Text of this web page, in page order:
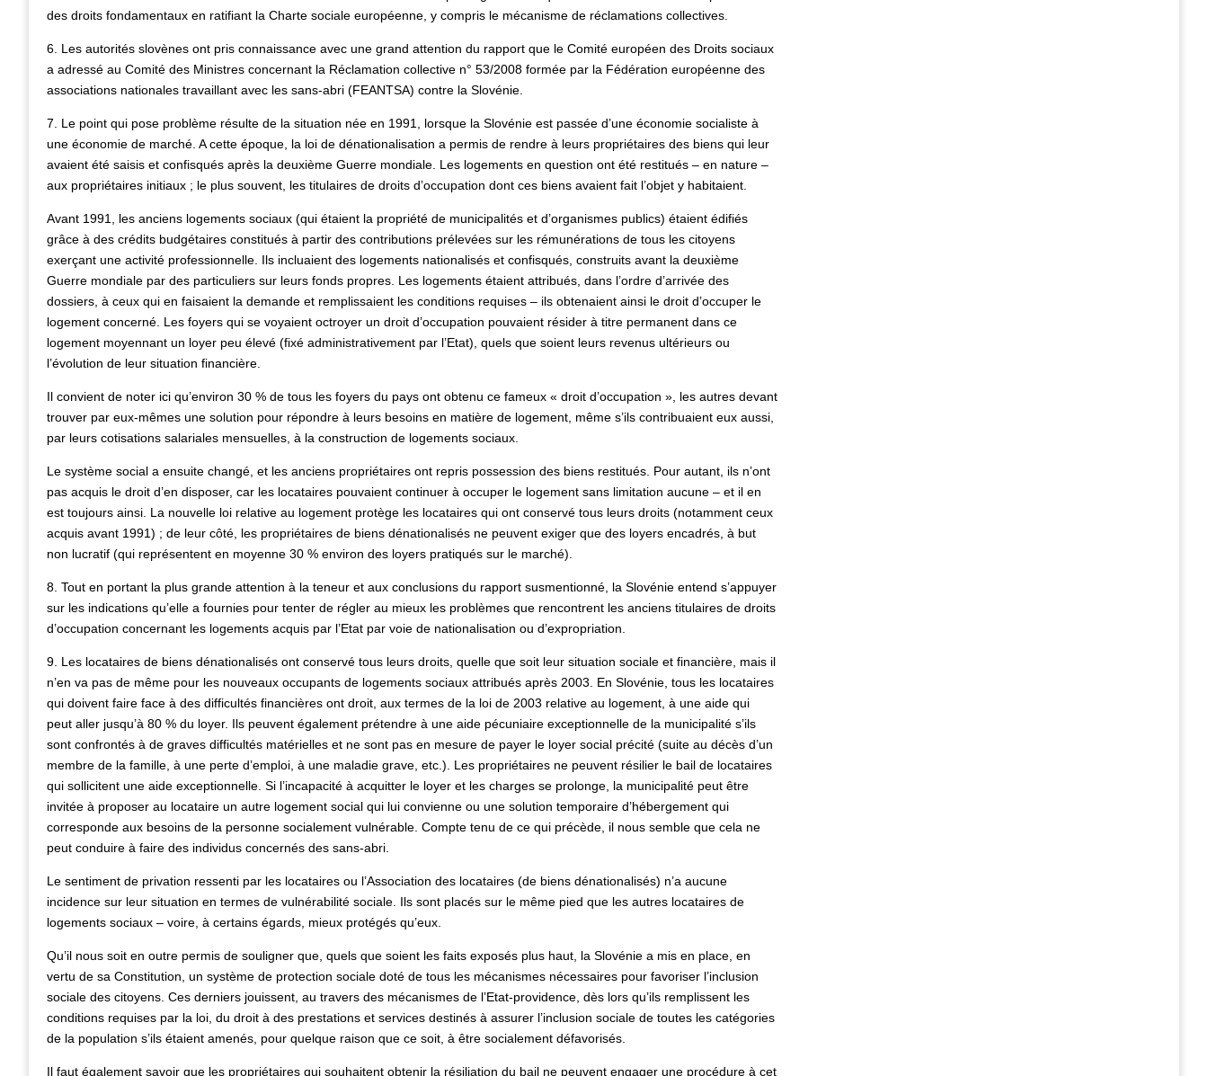
des droits fondamentaux en ratifiant la Charte sociale européenne, y compris le mécanisme de réclamations collectives.
6. Les autorités slovènes ont pris connaissance avec une grand attention du rapport que le Comité européen des Droits sociaux
a adressé au Comité des Ministres concernant la Réclamation collective n° 53/2008 formée par la Fédération européenne des
associations nationales travaillant avec les sans-abri (FEANTSA) contre la Slovénie.
7. Le point qui pose problème résulte de la situation née en 1991, lorsque la Slovénie est passée d’une économie socialiste à
une économie de marché. A cette époque, la loi de dénationalisation a permis de rendre à leurs propriétaires des biens qui leur
avaient été saisis et confisqués après la deuxième Guerre mondiale. Les logements en question ont été restitués – en nature –
aux propriétaires initiaux ; le plus souvent, les titulaires de droits d’occupation dont ces biens avaient fait l’objet y habitaient.
Avant 1991, les anciens logements sociaux (qui étaient la propriété de municipalités et d’organismes publics) étaient édifiés
grâce à des crédits budgétaires constitués à partir des contributions prélevées sur les rémunérations de tous les citoyens
exerçant une activité professionnelle. Ils incluaient des logements nationalisés et confisqués, construits avant la deuxième
Guerre mondiale par des particuliers sur leurs fonds propres. Les logements étaient attribués, dans l’ordre d’arrivée des
dossiers, à ceux qui en faisaient la demande et remplissaient les conditions requises – ils obtenaient ainsi le droit d’occuper le
logement concerné. Les foyers qui se voyaient octroyer un droit d’occupation pouvaient résider à titre permanent dans ce
logement moyennant un loyer peu élevé (fixé administrativement par l’Etat), quels que soient leurs revenus ultérieurs ou
l’évolution de leur situation financière.
Il convient de noter ici qu’environ 30 % de tous les foyers du pays ont obtenu ce fameux « droit d’occupation », les autres devant
trouver par eux-mêmes une solution pour répondre à leurs besoins en matière de logement, même s’ils contribuaient eux aussi,
par leurs cotisations salariales mensuelles, à la construction de logements sociaux.
Le système social a ensuite changé, et les anciens propriétaires ont repris possession des biens restitués. Pour autant, ils n’ont
pas acquis le droit d’en disposer, car les locataires pouvaient continuer à occuper le logement sans limitation aucune – et il en
est toujours ainsi. La nouvelle loi relative au logement protège les locataires qui ont conservé tous leurs droits (notamment ceux
acquis avant 1991) ; de leur côté, les propriétaires de biens dénationalisés ne peuvent exiger que des loyers encadrés, à but
non lucratif (qui représentent en moyenne 30 % environ des loyers pratiqués sur le marché).
8. Tout en portant la plus grande attention à la teneur et aux conclusions du rapport susmentionné, la Slovénie entend s’appuyer
sur les indications qu’elle a fournies pour tenter de régler au mieux les problèmes que rencontrent les anciens titulaires de droits
d’occupation concernant les logements acquis par l’Etat par voie de nationalisation ou d’expropriation.
9. Les locataires de biens dénationalisés ont conservé tous leurs droits, quelle que soit leur situation sociale et financière, mais il
n’en va pas de même pour les nouveaux occupants de logements sociaux attribués après 2003. En Slovénie, tous les locataires
qui doivent faire face à des difficultés financières ont droit, aux termes de la loi de 2003 relative au logement, à une aide qui
peut aller jusqu’à 80 % du loyer. Ils peuvent également prétendre à une aide pécuniaire exceptionnelle de la municipalité s’ils
sont confrontés à de graves difficultés matérielles et ne sont pas en mesure de payer le loyer social précité (suite au décès d’un
membre de la famille, à une perte d’emploi, à une maladie grave, etc.). Les propriétaires ne peuvent résilier le bail de locataires
qui sollicitent une aide exceptionnelle. Si l’incapacité à acquitter le loyer et les charges se prolonge, la municipalité peut être
invitée à proposer au locataire un autre logement social qui lui convienne ou une solution temporaire d’hébergement qui
corresponde aux besoins de la personne socialement vulnérable. Compte tenu de ce qui précède, il nous semble que cela ne
peut conduire à faire des individus concernés des sans-abri.
Le sentiment de privation ressenti par les locataires ou l’Association des locataires (de biens dénationalisés) n’a aucune
incidence sur leur situation en termes de vulnérabilité sociale. Ils sont placés sur le même pied que les autres locataires de
logements sociaux – voire, à certains égards, mieux protégés qu’eux.
Qu’il nous soit en outre permis de souligner que, quels que soient les faits exposés plus haut, la Slovénie a mis en place, en
vertu de sa Constitution, un système de protection sociale doté de tous les mécanismes nécessaires pour favoriser l’inclusion
sociale des citoyens. Ces derniers jouissent, au travers des mécanismes de l’Etat-providence, dès lors qu’ils remplissent les
conditions requises par la loi, du droit à des prestations et services destinés à assurer l’inclusion sociale de toutes les catégories
de la population s’ils étaient amenés, pour quelque raison que ce soit, à être socialement défavorisés.
Il faut également savoir que les propriétaires qui souhaitent obtenir la résiliation du bail ne peuvent engager une procédure à cet